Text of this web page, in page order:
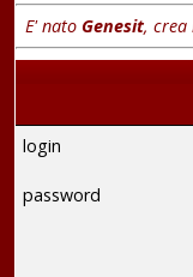
E' nato Genesit, crea
login
password